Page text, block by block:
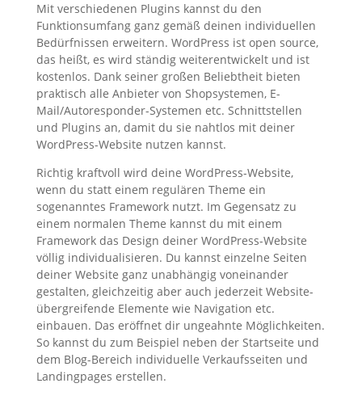
Mit verschiedenen Plugins kannst du den
Funktionsumfang ganz gemäß deinen individuellen
Bedürfnissen erweitern. WordPress ist open source,
das heißt, es wird ständig weiterentwickelt und ist
kostenlos. Dank seiner großen Beliebtheit bieten
praktisch alle Anbieter von Shopsystemen, E-
Mail/Autoresponder-Systemen etc. Schnittstellen
und Plugins an, damit du sie nahtlos mit deiner
WordPress-Website nutzen kannst.
Richtig kraftvoll wird deine WordPress-Website,
wenn du statt einem regulären Theme ein
sogenanntes Framework nutzt. Im Gegensatz zu
einem normalen Theme kannst du mit einem
Framework das Design deiner WordPress-Website
völlig individualisieren. Du kannst einzelne Seiten
deiner Website ganz unabhängig voneinander
gestalten, gleichzeitig aber auch jederzeit Website-
übergreifende Elemente wie Navigation etc.
einbauen. Das eröffnet dir ungeahnte Möglichkeiten.
So kannst du zum Beispiel neben der Startseite und
dem Blog-Bereich individuelle Verkaufsseiten und
Landingpages erstellen.